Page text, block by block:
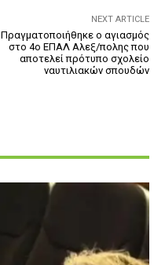
NEXT ARTICLE
Πραγματοποιήθηκε ο αγιασμός
στο 4ο ΕΠΑΛ Αλεξ/πολης που
αποτελεί πρότυπο σχολείο
ναυτιλιακών σπουδών